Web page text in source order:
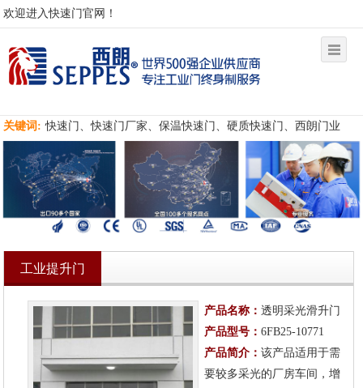
欢迎进入快速门官网！
关键词: 快速门、快速门厂家、保温快速门、硬质快速门、西朗门业
工业提升门
产品名称：透明采光滑升门
产品型号：6FB25-10771
产品简介：该产品适用于需
要较多采光的厂房车间，增